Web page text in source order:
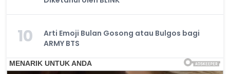
10
Arti Emoji Bulan Gosong atau Bulgos bagi
ARMY BTS